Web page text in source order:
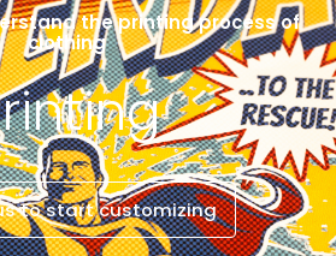
the printing process of
clothing
to start customizing